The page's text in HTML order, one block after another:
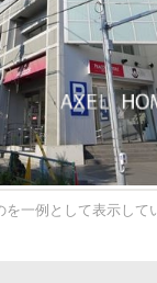
一例として表示して